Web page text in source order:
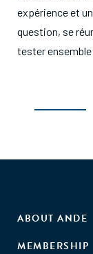
expérience et
question, se
tester
ABOUT ANDE
MEMBERSHIP